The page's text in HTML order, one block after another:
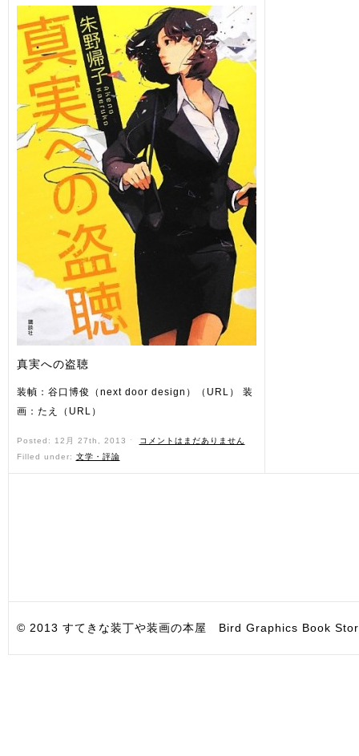
真実への盗聴
装幀：谷口博俊（next door design）（URL） 装
画：たえ（URL）
Posted: 12月 27th, 2013 ˑ
コメントはまだありません
Filled under: 文学・評論
© 2013 すてきな装丁や装画の本屋 Bird Graphics Book